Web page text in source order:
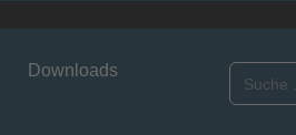
Downloads